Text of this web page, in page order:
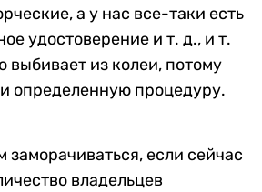
а у нас все-таки есть
удостоверение и т. д., и т.
выбивает из колеи, потому
определенную процедуру.
заморачиваться, если сейчас
владельцев